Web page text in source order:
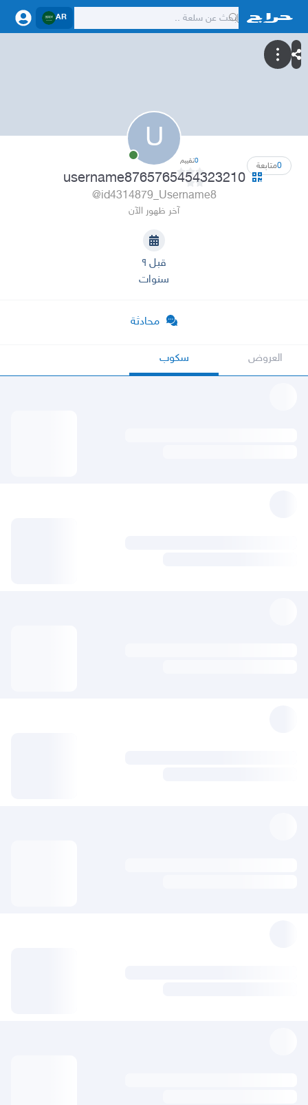
AR
U
0متابعة 0تقييم
username8765765454323210
@id4314879_Username8
آخر ظهور الآن
قبل ٩
سنوات
محادثة
العروض سكوب